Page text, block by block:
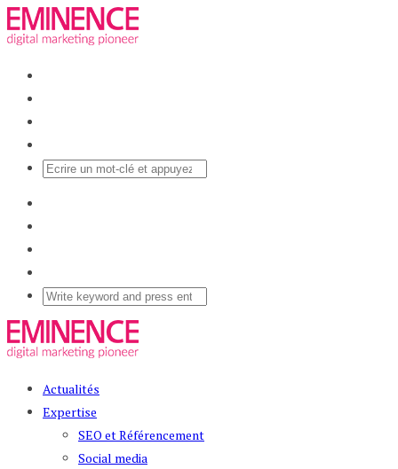
Actualités
Expertise
SEO et Référencement
Social media